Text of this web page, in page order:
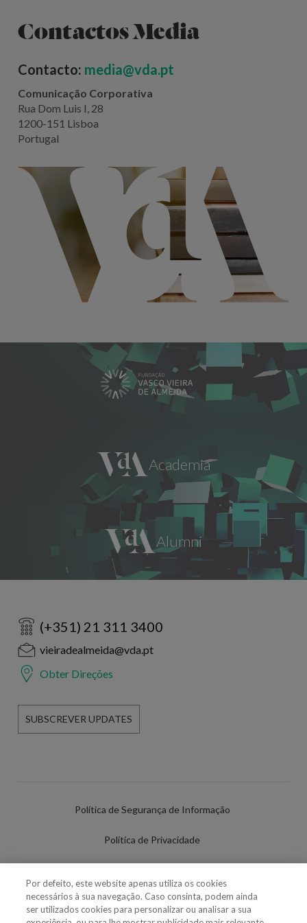
Contactos Media
Contacto: media@vda.pt
Comunicação Corporativa
Rua Dom Luis I, 28
1200-151 Lisboa
Portugal
(+351) 21 311 3400
vieiradealmeida@vda.pt
Obter Direções
SUBSCREVER UPDATES
Política de Segurança de Informação
Política de Privacidade
Política de Cookies
Por defeito, este website apenas utiliza os cookies
necessários à sua navegação. Caso consinta, podem ainda
ser utilizados cookies para personalizar ou analisar a sua